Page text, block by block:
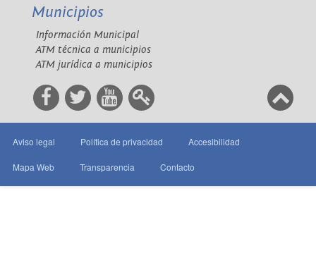
Municipios
Información Municipal
ATM técnica a municipios
ATM jurídica a municipios
Aviso legal Política de privacidad Accesibilidad
Mapa Web Transparencia Contacto